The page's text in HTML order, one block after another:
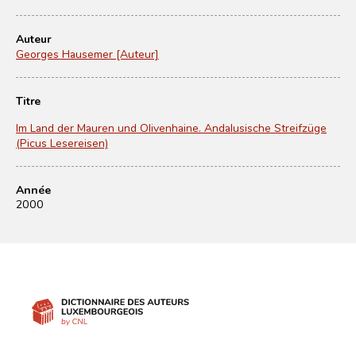
Auteur
Georges Hausemer [Auteur]
Titre
Im Land der Mauren und Olivenhaine. Andalusische Streifzüge
(Picus Lesereisen)
Année
2000